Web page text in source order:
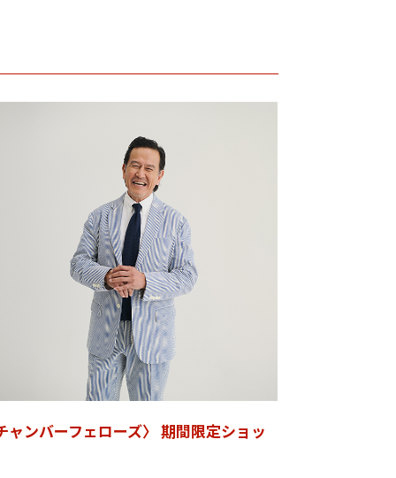
ャンバーフェローズ〉 期間限定ショッ